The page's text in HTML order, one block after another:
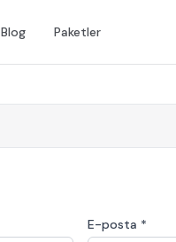
Blog Paketler
E-posta *